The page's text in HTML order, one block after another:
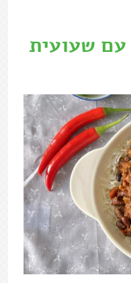
עם שעועית